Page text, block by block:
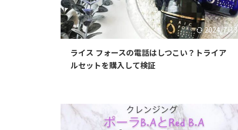
2024/7/13
ライス フォースの電話はしつこい？トライア
ルセットを購入して検証